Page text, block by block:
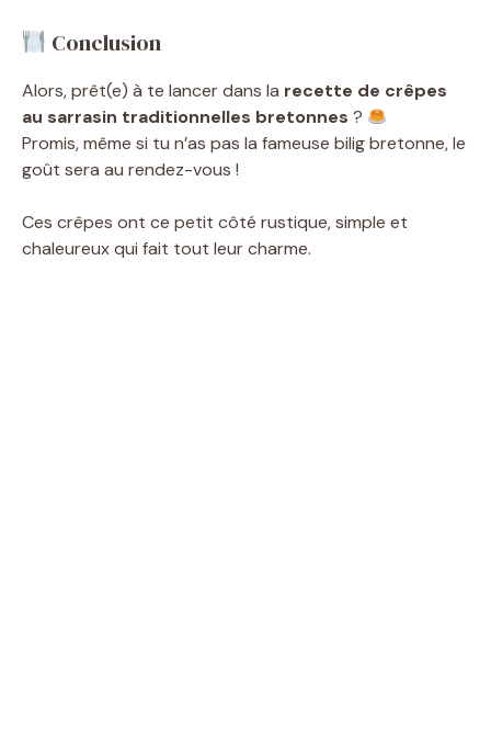
Conclusion
Alors, prêt(e) à te lancer dans la recette de crêpes
au sarrasin traditionnelles bretonnes ?
Promis, même si tu n’as pas la fameuse bilig bretonne, le
goût sera au rendez-vous !
Ces crêpes ont ce petit côté rustique, simple et
chaleureux qui fait tout leur charme.